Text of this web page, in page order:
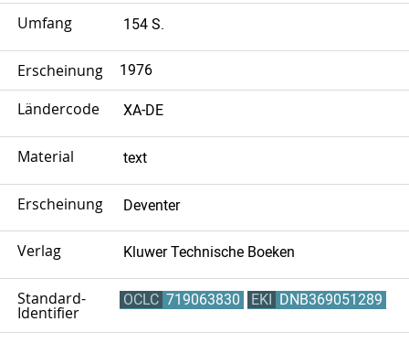
Umfang 154 S.
Erscheinungsjahr1976
Ländercode XA-DE
Material text
ErscheinungsortDeventer
Verlag Kluwer Technische Boeken
Standard-
Identifier
OCLC 719063830 EKI DNB369051289